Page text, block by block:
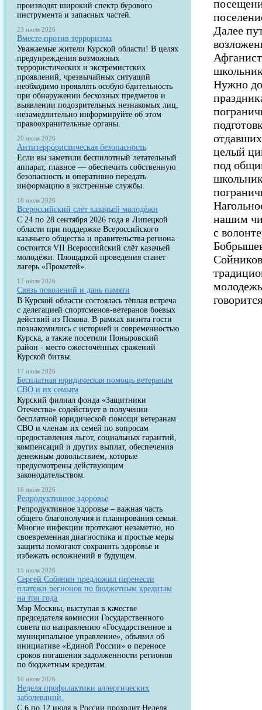
производят широкий спектр бурового
инструмента и запасных частей.
23 июля 2026
Вместе против терроризма
Уважаемые жители Курской области! В целях
предупреждения возможных
террористических и экстремистских
проявлений, чрезвычайных ситуаций
необходимо проявлять особую бдительность
при обнаружении бесхозных предметов и
выявлении подозрительных незнакомых лиц,
незамедлительно информируйте об этом
правоохранительные органы.
20 июля 2026
Антитеррористическая безопасность
Если вы заметили беспилотный летательный
аппарат, главное — обеспечить собственную
безопасность и оперативно передать
информацию в экстренные службы.
18 июля 2026
Всероссийский слёт казачьей молодёжи
С 24 по 28 сентября 2026 года в Липецкой
области при поддержке Всероссийского
казачьего общества и правительства региона
состоится VII Всероссийский слёт казачьей
молодёжи. Площадкой проведения станет
лагерь «Прометей».
17 июля 2026
Связь поколений и дань памяти
В Курской области состоялась тёплая встреча
с делегацией спортсменов-ветеранов боевых
действий из Пскова. В рамках визита гости
познакомились с историей и современностью
Курска, а также посетили Поныровский
район - место ожесточённых сражений
Курской битвы.
17 июля 2026
Бесплатная юридическая помощь ветеранам
СВО и их семьям
Курский филиал фонда «Защитники
Отечества» содействует в получении
бесплатной юридической помощи ветеранам
СВО и членам их семей по вопросам
предоставления льгот, социальных гарантий,
компенсаций и других выплат, обеспечения
денежным довольствием, которые
предусмотрены действующим
законодательством.
16 июля 2026
Репродуктивное здоровье
Репродуктивное здоровье – важная часть
общего благополучия и планирования семьи.
Многие инфекции протекают незаметно, но
своевременная диагностика и простые меры
защиты помогают сохранить здоровье и
избежать осложнений в будущем.
15 июля 2026
Сергей Собянин предложил перенести
платежи регионов по бюджетным кредитам
на три года
Мэр Москвы, выступая в качестве
председателя комиссии Государственного
совета по направлению «Государственное и
муниципальное управление», объявил об
инициативе «Единой России» о переносе
сроков погашения задолженности регионов
по бюджетным кредитам.
10 июля 2026
Неделя профилактики аллергических
заболеваний.
С 6 по 12 июля в России проходит Неделя
Далее
Нужно
целый
под
нашим
с